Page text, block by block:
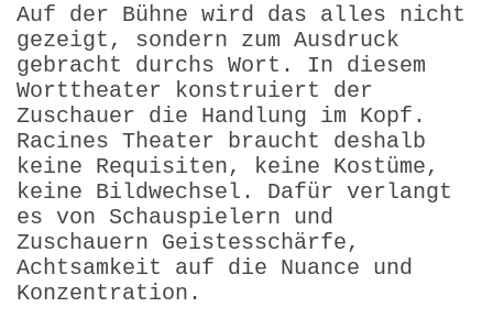
Auf der Bühne wird das alles nicht
gezeigt, sondern zum Ausdruck
gebracht durchs Wort. In diesem
Worttheater konstruiert der
Zuschauer die Handlung im Kopf.
Racines Theater braucht deshalb
keine Requisiten, keine Kostüme,
keine Bildwechsel. Dafür verlangt
es von Schauspielern und
Zuschauern Geistesschärfe,
Achtsamkeit auf die Nuance und
Konzentration.